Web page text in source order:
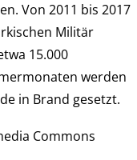
Von 2011 bis 2017
Militär
15.000
werden
in Brand gesetzt.
Commons